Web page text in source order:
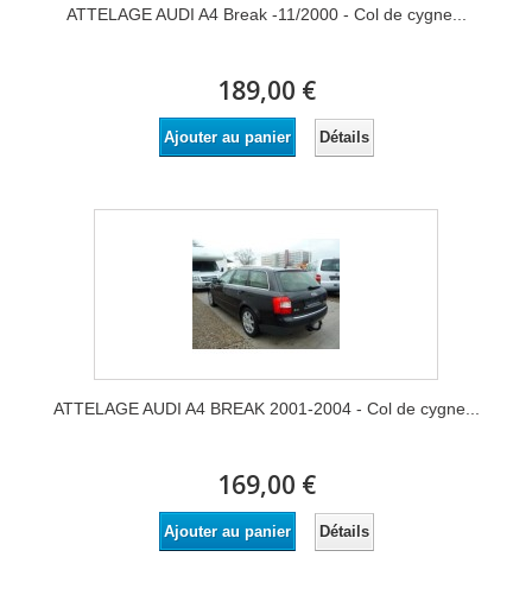
ATTELAGE AUDI A4 Break -11/2000 - Col de cygne...
189,00 €
Ajouter au panier Détails
ATTELAGE AUDI A4 BREAK 2001-2004 - Col de cygne...
169,00 €
Ajouter au panier Détails